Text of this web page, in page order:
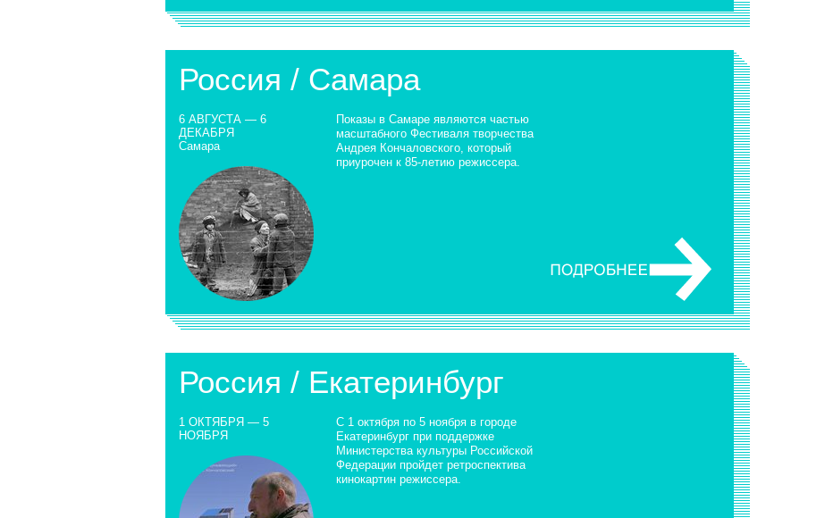
Россия / Самара
6 АВГУСТА — 6
ДЕКАБРЯ
Самара
Показы в Самаре являются частью
масштабного Фестиваля творчества
Андрея Кончаловского, который
приурочен к 85-летию режиссера.
Россия / Екатеринбург
1 ОКТЯБРЯ — 5
НОЯБРЯ
С 1 октября по 5 ноября в городе
Екатеринбург при поддержке
Министерства культуры Российской
Федерации пройдет ретроспектива
кинокартин режиссера.